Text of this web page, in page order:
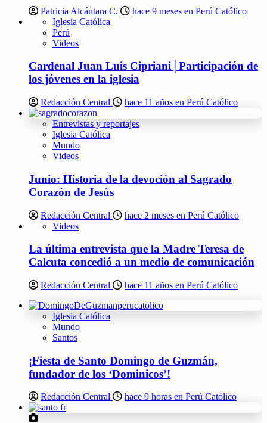
Patricia Alcántara C.
hace 9 meses en Perú Católico
Iglesia Católica
Perú
Videos
Cardenal Juan Luis Cipriani│Participación de
los jóvenes en la iglesia
Redacción Central hace 11 años en Perú Católico
Entrevistas y reportajes
Iglesia Católica
Mundo
Videos
Junio: Historia de la devoción al Sagrado
Corazón de Jesús
Redacción Central
hace 2 meses en Perú Católico
Videos
La última entrevista que la Madre Teresa de
Calcuta concedió a un medio de comunicación
Redacción Central hace 11 años en Perú Católico
Iglesia Católica
Mundo
Santos
¡Fiesta de Santo Domingo de Guzmán,
fundador de los ‘Dominicos’!
Redacción Central hace 9 horas en Perú Católico